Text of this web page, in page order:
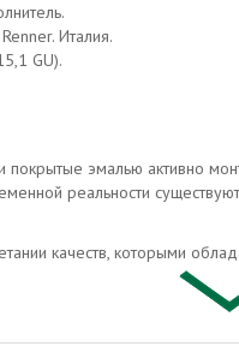
Италия.
GU).
эмалью активно
реальности
качеств, которыми
службы,